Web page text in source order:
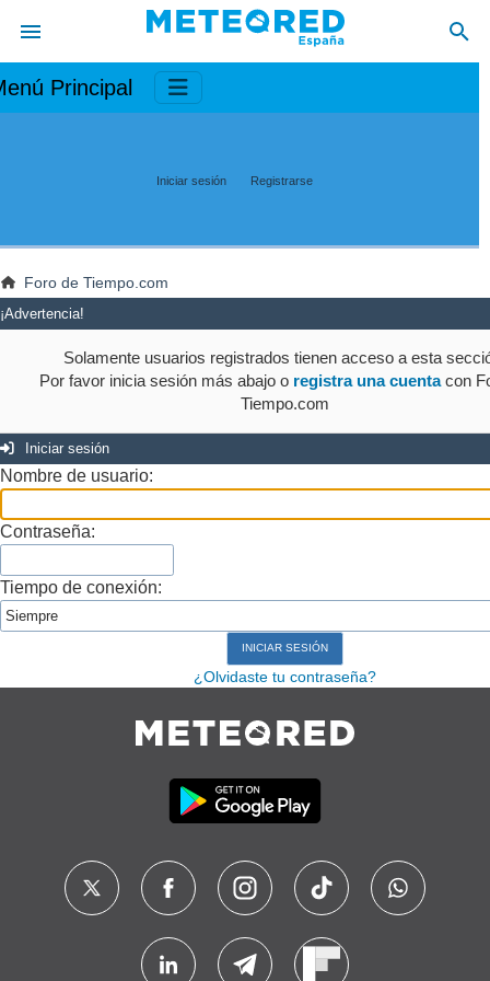
Principal
Iniciar sesión Registrarse
Foro de Tiempo.com
¡Advertencia!
Solamente usuarios registrados tienen acceso a esta
Por favor inicia sesión más abajo o registra una cuentacon
Tiempo.com
Iniciar sesión
Nombre de usuario:
Contraseña:
Tiempo de conexión:
¿Olvidaste tu contraseña?